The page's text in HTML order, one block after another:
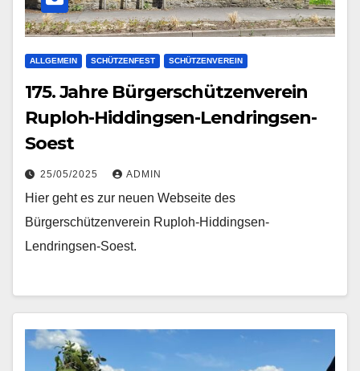
ALLGEMEIN SCHÜTZENFEST SCHÜTZENVEREIN
175. Jahre Bürgerschützenverein
Ruploh-Hiddingsen-Lendringsen-
Soest
25/05/2025 ADMIN
Hier geht es zur neuen Webseite des
Bürgerschützenverein Ruploh-Hiddingsen-
Lendringsen-Soest.